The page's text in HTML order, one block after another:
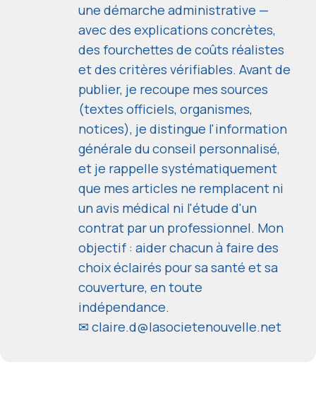
une démarche administrative —
avec des explications concrètes,
des fourchettes de coûts réalistes
et des critères vérifiables. Avant de
publier, je recoupe mes sources
(textes officiels, organismes,
notices), je distingue l'information
générale du conseil personnalisé,
et je rappelle systématiquement
que mes articles ne remplacent ni
un avis médical ni l'étude d'un
contrat par un professionnel. Mon
objectif : aider chacun à faire des
choix éclairés pour sa santé et sa
couverture, en toute
indépendance.
✉ claire.d@lasocietenouvelle.net